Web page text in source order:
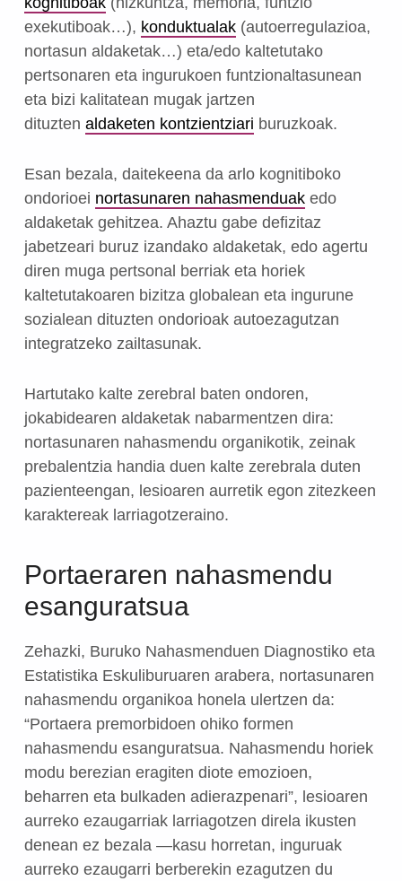
exekutiboak…), konduktualak(autoerregulazioa,
nortasun aldaketak…) eta/edo kaltetutako
pertsonaren eta ingurukoen funtzionaltasunean
eta bizi kalitatean mugak jartzen
dituzten aldaketen kontzientziari buruzkoak.
Esan bezala, daitekeena da arlo kognitiboko
ondorioei nortasunaren nahasmenduakedo
aldaketak gehitzea. Ahaztu gabe defizitaz
jabetzeari buruz izandako aldaketak, edo agertu
diren muga pertsonal berriak eta horiek
kaltetutakoaren bizitza globalean eta ingurune
sozialean dituzten ondorioak autoezagutzan
integratzeko zailtasunak.
Hartutako kalte zerebral baten ondoren,
jokabidearen aldaketak nabarmentzen dira:
nortasunaren nahasmendu organikotik, zeinak
prebalentzia handia duen kalte zerebrala duten
pazienteengan, lesioaren aurretik egon zitezkeen
karaktereak larriagotzeraino.
Portaeraren nahasmendu
esanguratsua
Zehazki, Buruko Nahasmenduen Diagnostiko eta
Estatistika Eskuliburuaren arabera, nortasunaren
nahasmendu organikoa honela ulertzen da:
“Portaera premorbidoen ohiko formen
nahasmendu esanguratsua. Nahasmendu horiek
modu berezian eragiten diote emozioen,
beharren eta bulkaden adierazpenari”, lesioaren
aurreko ezaugarriak larriagotzen direla ikusten
denean ez bezala —kasu horretan, inguruak
aurreko ezaugarri berberekin ezagutzen du